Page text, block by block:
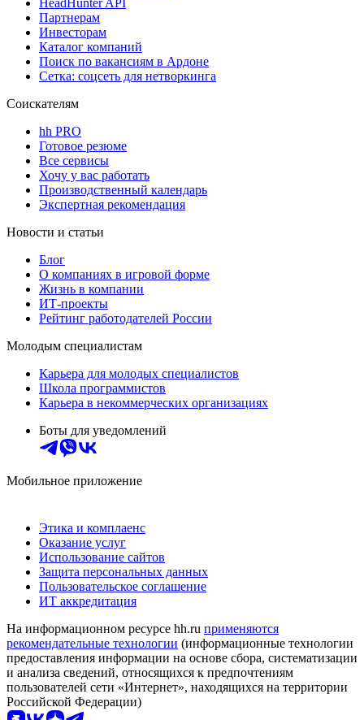
HeadHunter API
Партнерам
Инвесторам
Каталог компаний
Поиск по вакансиям в Ардоне
Сетка: соцсеть для нетворкинга
Соискателям
hh PRO
Готовое резюме
Все сервисы
Хочу у вас работать
Производственный календарь
Экспертная рекомендация
Новости и статьи
Блог
О компаниях в игровой форме
Жизнь в компании
ИТ-проекты
Рейтинг работодателей России
Молодым специалистам
Карьера для молодых специалистов
Школа программистов
Карьера в некоммерческих организациях
Боты для уведомлений
Мобильное приложение
Этика и комплаенс
Оказание услуг
Использование сайтов
Защита персональных данных
Пользовательское соглашение
ИТ аккредитация
На информационном ресурсе hh.ru применяются
рекомендательные технологии (информационные технологии
предоставления информации на основе сбора, систематизации
и анализа сведений, относящихся к предпочтениям
пользователей сети «Интернет», находящихся на территории
Российской Федерации)